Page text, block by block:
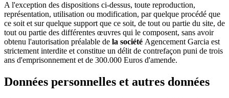
A l'exception des dispositions ci-dessus, toute reproduction,
représentation, utilisation ou modification, par quelque procédé que
ce soit et sur quelque support que ce soit, de tout ou partie du site, de
tout ou partie des différentes œuvres qui le composent, sans avoir
obtenu l'autorisation préalable de la société Agencement Garcia est
strictement interdite et constitue un délit de contrefaçon puni de trois
ans d'emprisonnement et de 300.000 Euros d'amende.
Données personnelles et autres données